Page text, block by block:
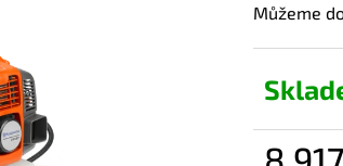
5
Můžeme